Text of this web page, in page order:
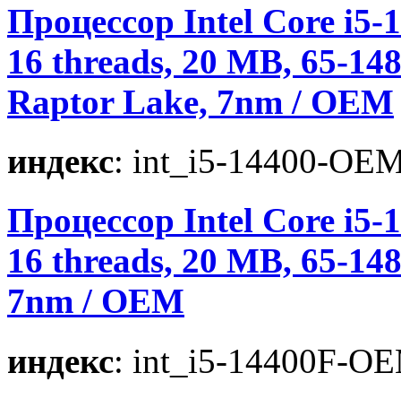
Процессор Intel Core i5-
16 threads, 20 MB, 65-
Raptor Lake, 7nm / OEM
индекс: int_i5-14400-
Процессор Intel Core i5-
16 threads, 20 MB, 65-
7nm / OEM
индекс: int_i5-14400F-